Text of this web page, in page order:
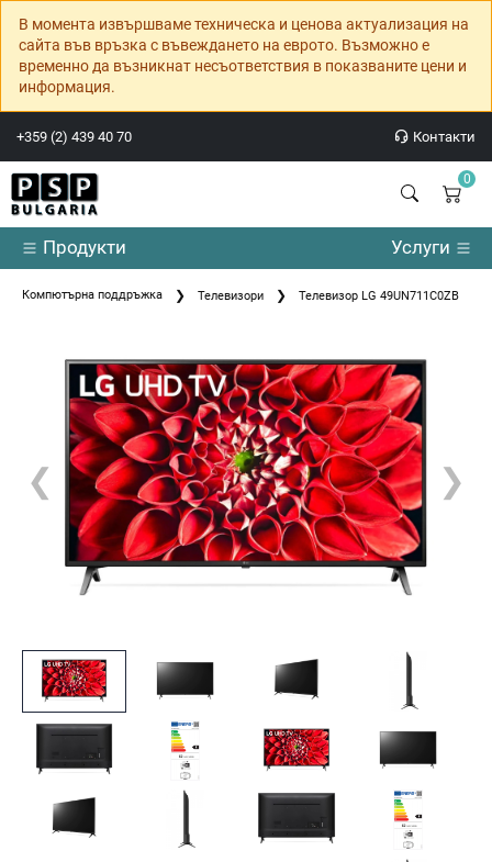
В момента извършваме техническа и ценова актуализация на
сайта във връзка с въвеждането на еврото. Възможно е
временно да възникнат несъответствия в показваните цени и
информация.
+359 (2) 439 40 70 Контакти
0
Продукти Услуги
Компютърна поддръжка Телевизори Телевизор LG 49UN711C0ZB
❮ ❯